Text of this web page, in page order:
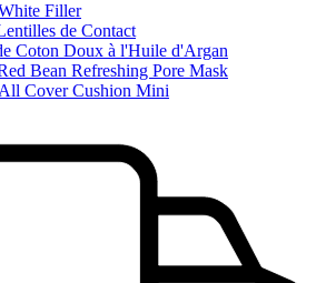
Filler
de Contact
Coton Doux à l'Huile d'Argan
Bean Refreshing Pore Mask
Cover Cushion Mini